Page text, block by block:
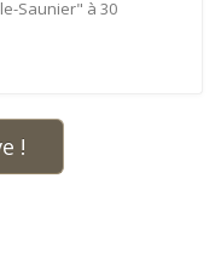
Saunier" à 30
!